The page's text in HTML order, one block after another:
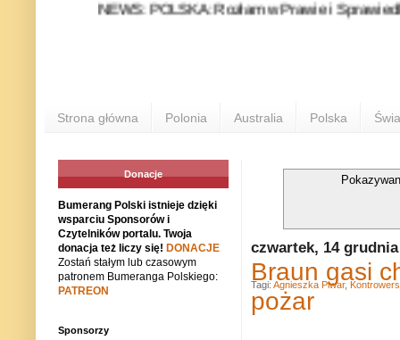
NEWS: POLSKA: Rozłam w Prawie i
Strona główna Polonia Australia Polska
czwartek, 14 grudnia
Braun gasi
pożar
Tagi: Agnieszka Piwar,
Donacje
Bumerang Polski istnieje dzięki
wsparciu Sponsorów i
Czytelników portalu. Twoja
donacja też liczy się! DONACJE
Zostań stałym lub czasowym
patronem Bumeranga Polskiego:
PATREON
Sponsorzy